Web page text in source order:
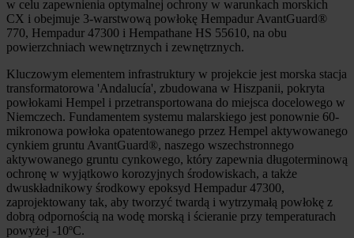
w celu zapewnienia optymalnej ochrony w warunkach morskich
CX i obejmuje 3-warstwową powłokę Hempadur AvantGuard®
770, Hempadur 47300 i Hempathane HS 55610, na obu
powierzchniach wewnętrznych i zewnętrznych.
Kluczowym elementem infrastruktury w projekcie jest morska stacja
transformatorowa 'Andalucía', zbudowana w Hiszpanii, pokryta
powłokami Hempel i przetransportowana do miejsca docelowego w
Niemczech. Fundamentem systemu malarskiego jest ponownie 60-
mikronowa powłoka opatentowanego przez Hempel aktywowanego
cynkiem gruntu AvantGuard®, naszego wszechstronnego
aktywowanego gruntu cynkowego, który zapewnia długoterminową
ochronę w wyjątkowo korozyjnych środowiskach, a także
dwuskładnikowy środkowy epoksyd Hempadur 47300,
zaprojektowany tak, aby tworzyć twardą i wytrzymałą powłokę z
dobrą odpornością na wodę morską i ścieranie przy temperaturach
powyżej -10ºC.